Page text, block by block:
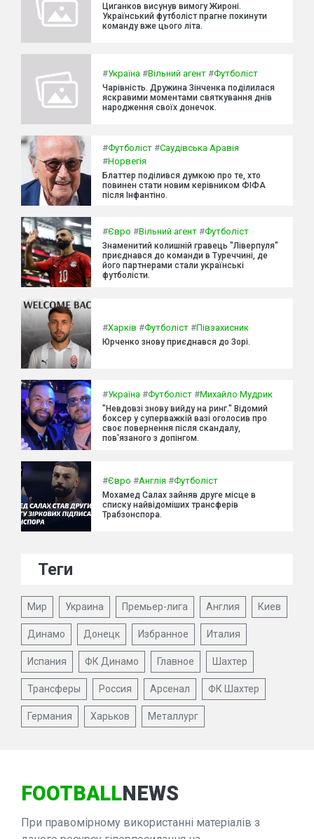
Циганков висунув вимогу Жироні.
Український футболіст прагне покинути
команду вже цього літа.
#Україна #Вільний агент #Футболіст
Чарівність. Дружина Зінченка поділилася
яскравими моментами святкування днів
народження своїх донечок.
#Футболіст #Саудівська Аравія
#Норвегія
Блаттер поділився думкою про те, хто
повинен стати новим керівником ФІФА
після Інфантіно.
#Євро #Вільний агент #Футболіст
Знаменитий колишній гравець "Ліверпуля"
приєднався до команди в Туреччині, де
його партнерами стали українські
футболісти.
#Харків #Футболіст #Півзахисник
Юрченко знову приєднався до Зорі.
#Україна #Футболіст #Михайло Мудрик
"Невдовзі знову вийду на ринг." Відомий
боксер у суперважкій вазі оголосив про
своє повернення після скандалу,
пов'язаного з допінгом.
#Євро #Англія #Футболіст
Мохамед Салах зайняв друге місце в
списку найвідоміших трансферів
Трабзонспора.
Теги
Мир Украина Премьер-лига Англия Киев
Динамо Донецк Избранное Италия
Испания ФК Динамо Главное Шахтер
Трансферы Россия Арсенал ФК Шахтер
Германия Харьков Металлург
FOOTBALLNEWS
При правомірному використанні матеріалів з